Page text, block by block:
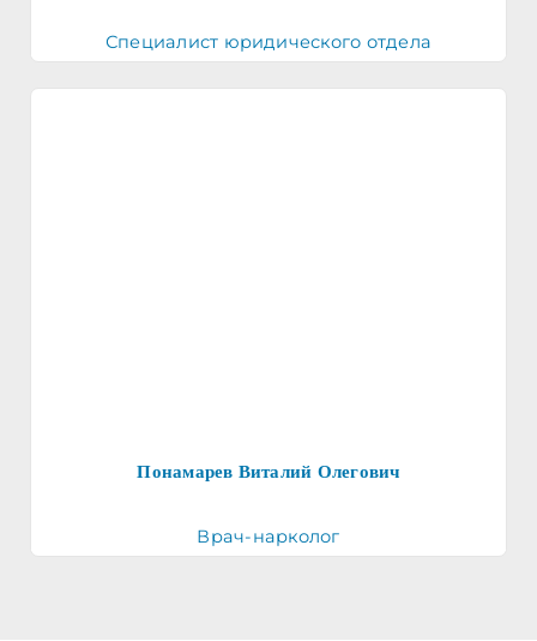
Специалист юридического отдела
Понамарев Виталий Олегович
Врач-нарколог